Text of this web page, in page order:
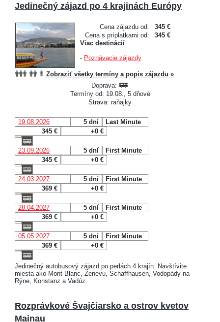
Jedinečný zájazd po 4 krajinách Európy
Cena zájazdu od:
345 €
Cena s príplatkami od:
345 €
Viac destinácií
- Poznávacie zájazdy
Zobraziť všetky termíny a popis zájazdu »
Doprava:
Termíny od: 19.08., 5 dňové
Strava: raňajky
19.08.2026 5 dní
Last Minute
345 €
+0 €
23.09.2026 5 dní
First Minute
345 €
+0 €
24.03.2027 5 dní
First Minute
369 €
+0 €
28.04.2027 5 dní
First Minute
369 €
+0 €
05.05.2027 5 dní
First Minute
369 €
+0 €
Jedinečný autobusový zájazd po perlách 4 krajín. Navštívite
miesta ako Mont Blanc, Ženevu, Schaffhausen, Vodopády na
Rýne, Konstanz a Vadúz.
Rozprávkové Švajčiarsko a ostrov kvetov
Mainau